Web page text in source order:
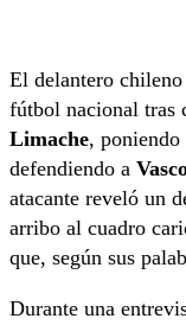
El delantero chileno
fútbol nacional tras
Limache,
defendiendo a
atacante reveló un
arribo al cuadro
que, según sus
Durante una